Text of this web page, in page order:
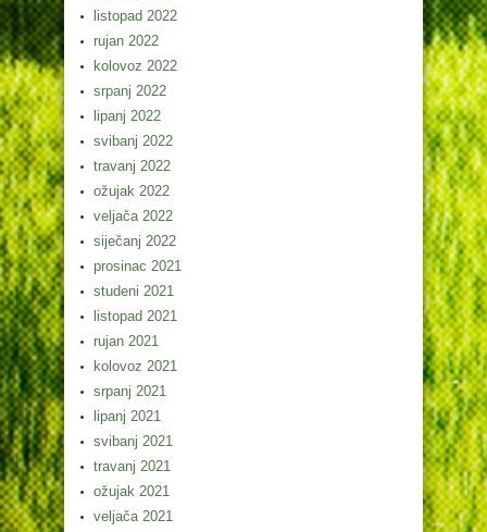
listopad 2022
rujan 2022
kolovoz 2022
srpanj 2022
lipanj 2022
svibanj 2022
travanj 2022
ožujak 2022
veljača 2022
siječanj 2022
prosinac 2021
studeni 2021
listopad 2021
rujan 2021
kolovoz 2021
srpanj 2021
lipanj 2021
svibanj 2021
travanj 2021
ožujak 2021
veljača 2021